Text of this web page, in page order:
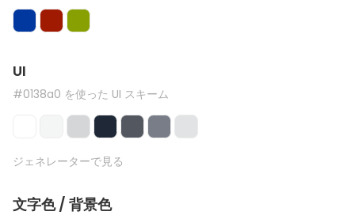
UI
#0138a0 を使った UI スキーム
ジェネレーターで見る
文字色 / 背景色